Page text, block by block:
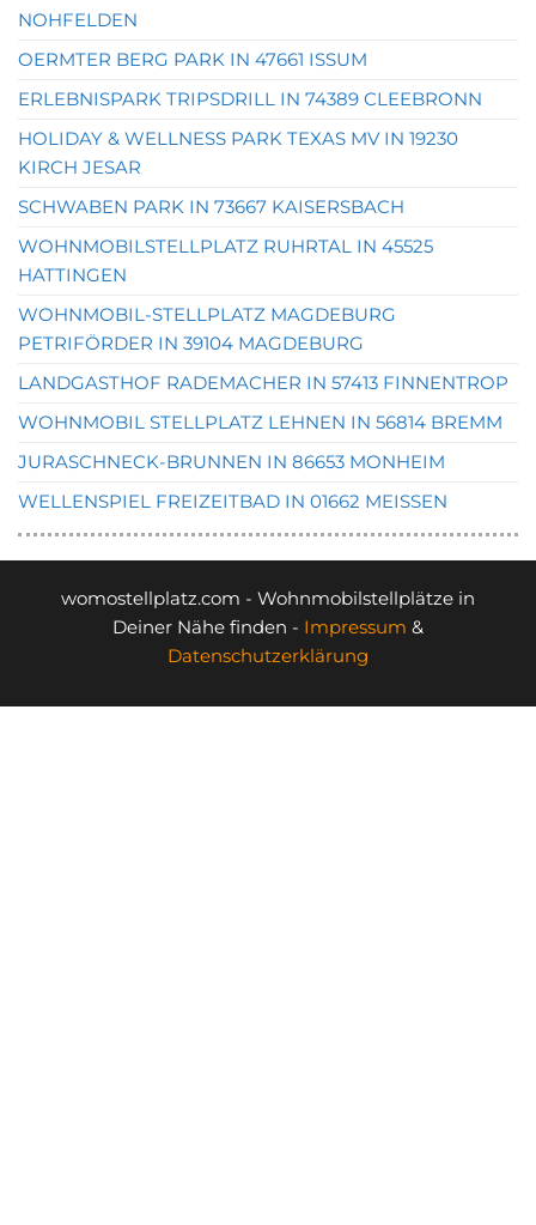
NOHFELDEN
OERMTER BERG PARK IN 47661 ISSUM
ERLEBNISPARK TRIPSDRILL IN 74389 CLEEBRONN
HOLIDAY & WELLNESS PARK TEXAS MV IN 19230
KIRCH JESAR
SCHWABEN PARK IN 73667 KAISERSBACH
WOHNMOBILSTELLPLATZ RUHRTAL IN 45525
HATTINGEN
WOHNMOBIL-STELLPLATZ MAGDEBURG
PETRIFÖRDER IN 39104 MAGDEBURG
LANDGASTHOF RADEMACHER IN 57413 FINNENTROP
WOHNMOBIL STELLPLATZ LEHNEN IN 56814 BREMM
JURASCHNECK-BRUNNEN IN 86653 MONHEIM
WELLENSPIEL FREIZEITBAD IN 01662 MEISSEN
womostellplatz.com - Wohnmobilstellplätze in
Deiner Nähe finden - Impressum &
Datenschutzerklärung